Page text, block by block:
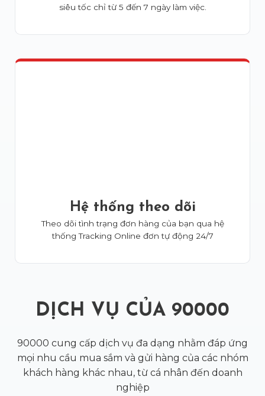
siêu tốc chỉ từ 5 đến 7 ngày làm việc.
Hệ thống theo dõi
Theo dõi tình trạng đơn hàng của bạn qua hệ
thống Tracking Online đơn tự động 24/7
DỊCH VỤ CỦA 90000
90000 cung cấp dịch vụ đa dạng nhằm đáp ứng
mọi nhu cầu mua sắm và gửi hàng của các nhóm
khách hàng khác nhau, từ cá nhân đến doanh
nghiệp